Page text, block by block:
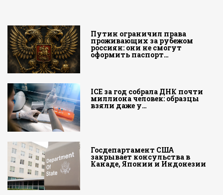
Путин ограничил права
проживающих за рубежом
россиян: они не смогут
оформить паспорт…
ICE за год собрала ДНК почти
миллиона человек: образцы
взяли даже у…
Госдепартамент США
закрывает консульства в
Канаде, Японии и Индонезии